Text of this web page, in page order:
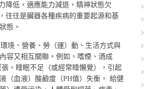
降低，適應能力減退，精神狀態欠
往往是臟器各種疾病的重要起源和基
態。
境、營養、勞（運）動、生活方式與
容又相互關聯。例如，嗜煙、酒成
，睡眠不足（或經常睡懶覺），引起
（血液）酸鹼度（PH值）失衡， 給健